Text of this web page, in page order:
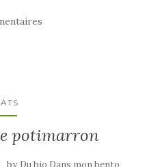
potimarron
by Du bio Dans mon bento